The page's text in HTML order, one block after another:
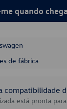
quando
de fábrica
compatibilidade
está pronta